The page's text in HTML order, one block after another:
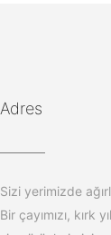
Adres
Sizi yerimizde
Bir çayımızı, kırk